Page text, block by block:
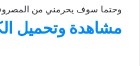
وحتما سوف يحرمني من
مشاهدة وتحميل